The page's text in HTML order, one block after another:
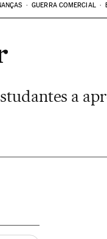
GUERRA COMERCIAL
a